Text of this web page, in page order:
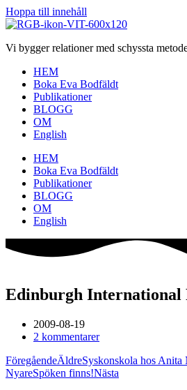
Hoppa till innehåll
Vi bygger relationer med schyssta
HEM
Boka Eva Bodfäldt
Publikationer
BLOGG
OM
English
HEM
Boka Eva Bodfäldt
Publikationer
BLOGG
OM
English
Edinburgh International
2009-08-19
2 kommentarer
FöregåendeÄldreSyskonskola hos Anita
NyareSpöken finns!Nästa